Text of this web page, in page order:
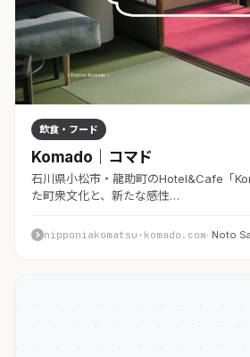
飲食・フード
Komado｜コマド
石川県小松市・龍助町のHotel&Cafe「
た町衆文化と、新たな感性…
nipponiakomatsu-komado.com· Noto